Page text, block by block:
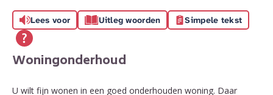
Lees voor Uitleg woorden Simpele tekst
Woningonderhoud
U wilt fijn wonen in een goed onderhouden woning. Daar